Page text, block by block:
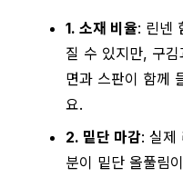
1. 소재 비율: 린넨
질 수 있지만, 구
면과 스판이 함께
요.
2. 밑단 마감: 실제
분이 밑단 올풀림